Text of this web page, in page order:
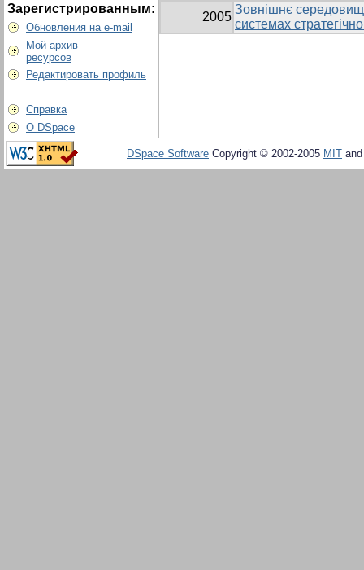
Зарегистрированным:
Обновления на e-mail
Мой архив
ресурсов
Редактировать профиль
Справка
О DSpace
2005
Зовнішнє
системах
DSpace Software Copyright © 2002-2005 MIT